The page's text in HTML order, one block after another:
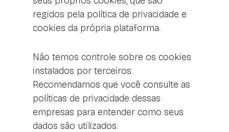
regidos pela política de privacidade e
cookies da própria plataforma.
Não temos controle sobre os cookies
instalados por terceiros.
Recomendamos que você consulte as
políticas de privacidade dessas
empresas para entender como seus
dados são utilizados.